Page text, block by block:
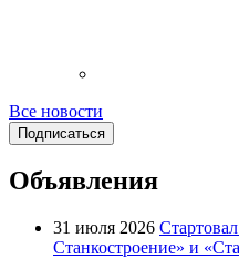
Все новости
Подписаться
Объявления
31 июля 2026
Станкостроение» и